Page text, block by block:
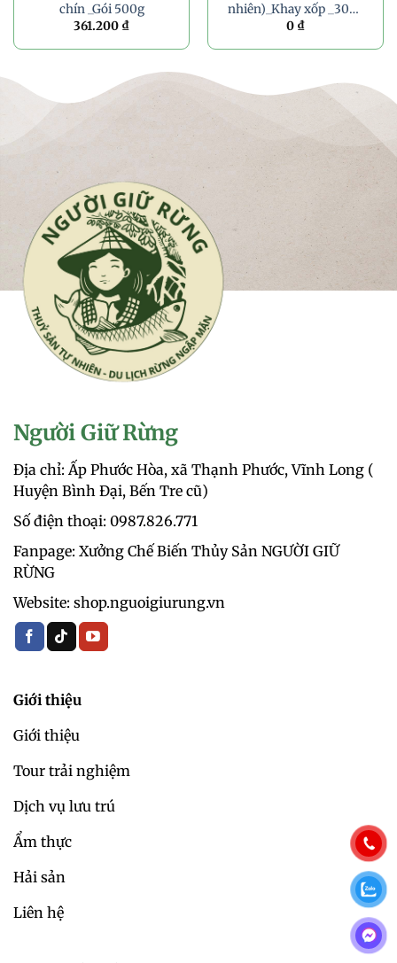
chín _Gói 500g
361.200 ₫
nhiên)_Khay xốp _300g
Nhà hàng
0 ₫
Người Giữ Rừng
Địa chỉ: Ấp Phước Hòa, xã Thạnh Phước, Vĩnh Long (
Huyện Bình Đại, Bến Tre cũ)
Số điện thoại: 0987.826.771‬
Fanpage: Xưởng Chế Biến Thủy Sản NGƯỜI GIỮ
RỪNG
Website: shop.nguoigiurung.vn
Giới thiệu
Giới thiệu
Tour trải nghiệm
Dịch vụ lưu trú
Ẩm thực
Hải sản
Liên hệ